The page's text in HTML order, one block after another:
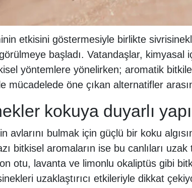
etkisini göstermesiyle birlikte
başladı. Vatandaşlar, kimyasal
yöntemlere yönelirken; aromatik
mücadelede öne çıkan alternatifler
kokuya duyarlı
avlarını bulmak için güçlü bir koku
bitkisel aromaların ise bu canlıları
otu, lavanta ve limonlu okaliptüs gibi
uzaklaştırıcı etkileriyle dikkat